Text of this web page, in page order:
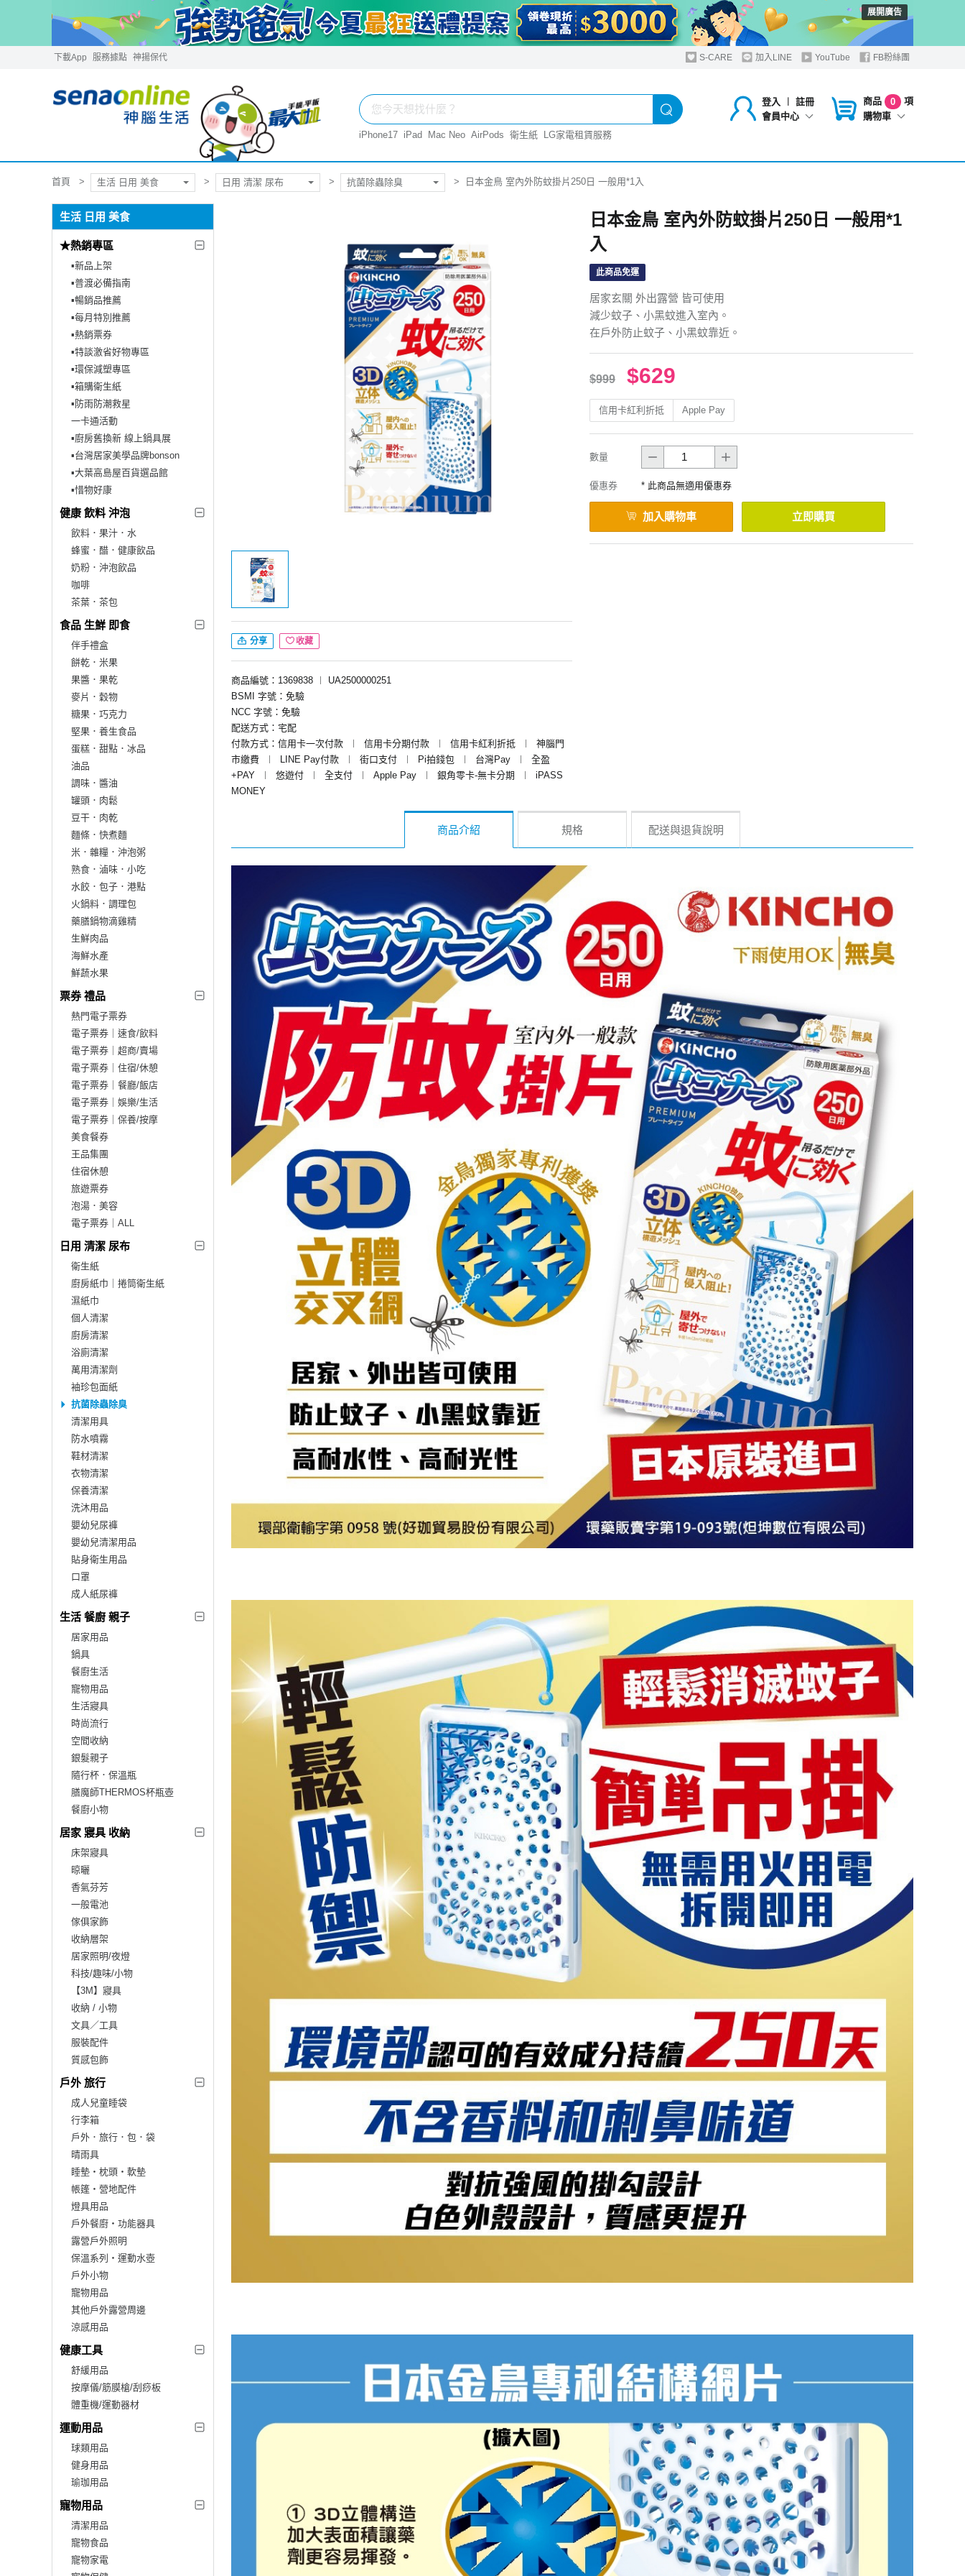
展開廣告
下載App 服務據點 神揚保代 S-CARE 加入LINE YouTube FB粉絲團
登入 ︱
註冊
會員中心
商品 0
項
購物車
iPhone17 iPad Mac Neo AirPods 衛生紙 LG家電租賃服務
首頁 生活 日用 美食 日用 清潔 尿布 抗菌除蟲除臭 日本金鳥 室內外防蚊掛片250日 一般用*1入
生活 日用 美食
★熱銷專區
▪︎新品上架
▪︎普渡必備指南
▪︎暢銷品推薦
▪︎每月特別推薦
▪︎熱銷票券
▪︎特談激省好物專區
▪︎環保減塑專區
▪︎箱購衛生紙
▪︎防雨防潮救星
一卡通活動
▪︎廚房舊換新 線上鍋具展
▪︎台灣居家美學品牌bonson
▪︎大葉高島屋百貨選品館
▪︎惜物好康
健康 飲料 沖泡
飲料．果汁．水
蜂蜜．醋．健康飲品
奶粉．沖泡飲品
咖啡
茶葉．茶包
食品 生鮮 即食
伴手禮盒
餅乾．米果
果醬．果乾
麥片．穀物
糖果．巧克力
堅果．養生食品
蛋糕．甜點．冰品
油品
調味．醬油
罐頭．肉鬆
豆干．肉乾
麵條．快煮麵
米．雜糧．沖泡粥
熟食．滷味．小吃
水餃．包子．港點
火鍋料．調理包
藥膳鍋物滴雞精
生鮮肉品
海鮮水產
鮮蔬水果
票券 禮品
熱門電子票券
電子票券｜速食/飲料
電子票券｜超商/賣場
電子票券｜住宿/休憩
電子票券｜餐廳/飯店
電子票券｜娛樂/生活
電子票券｜保養/按摩
美食餐券
王品集團
住宿休憩
旅遊票券
泡湯．美容
電子票券｜ALL
日用 清潔 尿布
衛生紙
廚房紙巾｜捲筒衛生紙
濕紙巾
個人清潔
廚房清潔
浴廁清潔
萬用清潔劑
袖珍包面紙
抗菌除蟲除臭
清潔用具
防水噴霧
鞋材清潔
衣物清潔
保養清潔
洗沐用品
嬰幼兒尿褲
嬰幼兒清潔用品
貼身衛生用品
口罩
成人紙尿褲
生活 餐廚 親子
居家用品
鍋具
餐廚生活
寵物用品
生活寢具
時尚流行
空間收納
銀髮親子
隨行杯．保溫瓶
膳魔師THERMOS杯瓶壺
餐廚小物
居家 寢具 收納
床架寢具
晾曬
香氣芬芳
一般電池
傢俱家飾
收納層架
居家照明/夜燈
科技/趣味/小物
【3M】寢具
收納 / 小物
文具／工具
服裝配件
質感包飾
戶外 旅行
成人兒童睡袋
行李箱
戶外．旅行．包．袋
晴雨具
睡墊‧枕頭‧軟墊
帳篷‧營地配件
燈具用品
戶外餐廚‧功能器具
露營戶外照明
保溫系列‧運動水壺
戶外小物
寵物用品
其他戶外露營周邊
涼感用品
健康工具
舒緩用品
按摩儀/筋膜槍/刮痧板
體重機/運動器材
運動用品
球類用品
健身用品
瑜珈用品
寵物用品
清潔用品
寵物食品
寵物家電
分享 收藏
商品編號：1369838 ︱
UA2500000251
BSMI 字號：免驗
NCC 字號：免驗
配送方式：宅配
付款方式：信用卡一次付款
︱ 信用卡分期付款 ︱ 信用卡紅利折抵 ︱
神腦門
市繳費
︱ LINE Pay付款 ︱ 街口支付 ︱ Pi拍錢包 ︱ 台灣Pay ︱
全盈
+PAY
︱ 悠遊付 ︱ 全支付 ︱ Apple Pay ︱ 銀角零卡-無卡分期 ︱
iPASS
MONEY
日本金鳥 室內外防蚊掛片250日 一般用*1
入
此商品免運
居家玄關 外出露營 皆可使用
減少蚊子、小黑蚊進入室內。
在戶外防止蚊子、小黑蚊靠近。
$999 $629
信用卡紅利折抵 Apple Pay
數量
優惠券 * 此商品無適用優惠券
加入購物車 立即購買
商品介紹 規格 配送與退貨說明